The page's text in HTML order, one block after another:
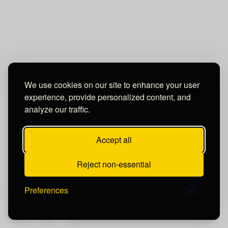
We use cookies on our site to enhance your user
experience, provide personalized content, and
analyze our traffic.
Accept all
Reject non-essential
Preferences